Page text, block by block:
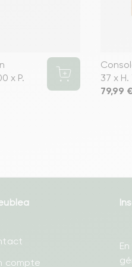
x P.
37 x H.
Prix
79,99 €
compte